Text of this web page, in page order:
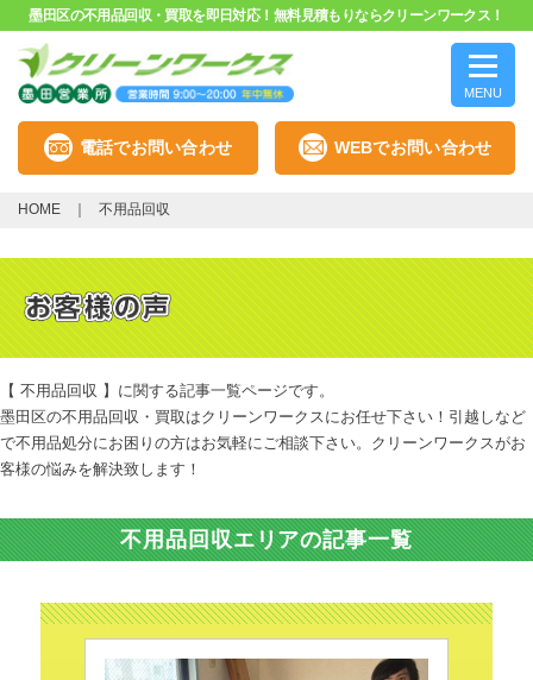
墨田区の不用品回収・買取を即日対応！無料見積もりならクリーンワークス！
MENU
電話でお問い合わせ WEBでお問い合わせ
HOME 不用品回収
【 不用品回収 】に関する記事一覧ページです。
墨田区の不用品回収・買取はクリーンワークスにお任せ下さい！引越しなど
で不用品処分にお困りの方はお気軽にご相談下さい。クリーンワークスがお
客様の悩みを解決致します！
不用品回収エリアの記事一覧